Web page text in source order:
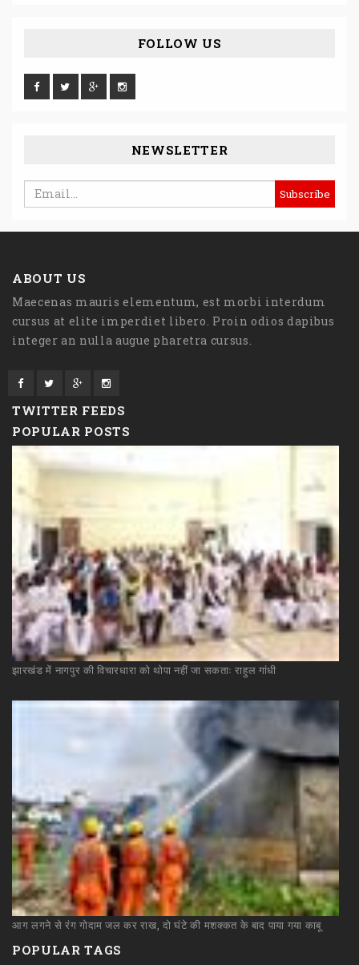
FOLLOW US
NEWSLETTER
ABOUT US
Maecenas mauris elementum, est morbi interdum
cursus at elite imperdiet libero. Proin odios dapibus
integer an nulla augue pharetra cursus.
TWITTER FEEDS
POPULAR POSTS
झारखंड में नागपुर की विचारधारा को थोपा नहीं जा सकताः राहुल गांधी
आग लगने से रंग गोदाम जल कर राख, दो घंटे की मशक्कत के बाद पाया गया काबू
POPULAR TAGS